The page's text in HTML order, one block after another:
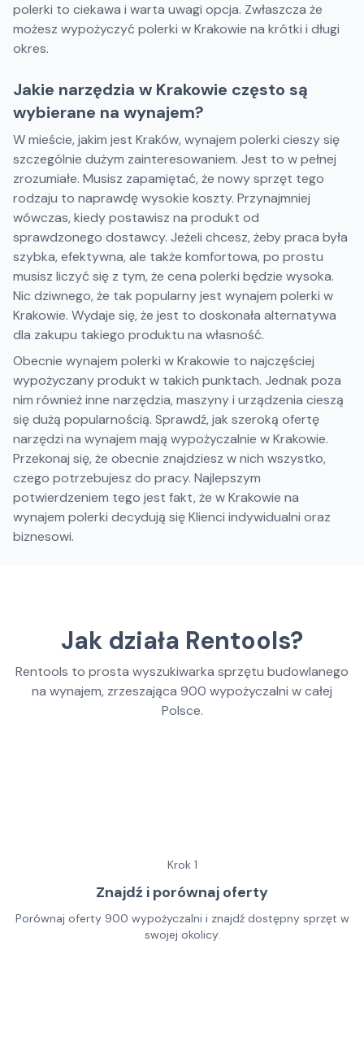
polerki to ciekawa i warta uwagi opcja. Zwłaszcza że
możesz wypożyczyć polerki w Krakowie na krótki i długi
okres.
Jakie narzędzia w Krakowie często są
wybierane na wynajem?
W mieście, jakim jest Kraków, wynajem polerki cieszy się
szczególnie dużym zainteresowaniem. Jest to w pełnej
zrozumiałe. Musisz zapamiętać, że nowy sprzęt tego
rodzaju to naprawdę wysokie koszty. Przynajmniej
wówczas, kiedy postawisz na produkt od
sprawdzonego dostawcy. Jeżeli chcesz, żeby praca była
szybka, efektywna, ale także komfortowa, po prostu
musisz liczyć się z tym, że cena polerki będzie wysoka.
Nic dziwnego, że tak popularny jest wynajem polerki w
Krakowie. Wydaje się, że jest to doskonała alternatywa
dla zakupu takiego produktu na własność.
Obecnie wynajem polerki w Krakowie to najczęściej
wypożyczany produkt w takich punktach. Jednak poza
nim również inne narzędzia, maszyny i urządzenia cieszą
się dużą popularnością. Sprawdź, jak szeroką ofertę
narzędzi na wynajem mają wypożyczalnie w Krakowie.
Przekonaj się, że obecnie znajdziesz w nich wszystko,
czego potrzebujesz do pracy. Najlepszym
potwierdzeniem tego jest fakt, że w Krakowie na
wynajem polerki decydują się Klienci indywidualni oraz
biznesowi.
Jak działa Rentools?
Rentools to prosta wyszukiwarka sprzętu budowlanego
na wynajem, zrzeszająca 900 wypożyczalni w całej
Polsce.
Krok 1
Znajdź i porównaj oferty
Porównaj oferty 900 wypożyczalni i znajdź dostępny sprzęt w
swojej okolicy.